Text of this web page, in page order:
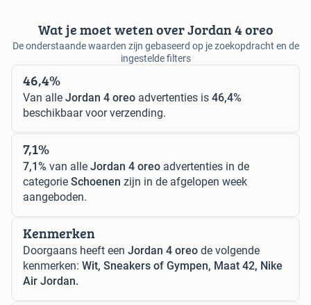
Wat je moet weten over Jordan 4 oreo
De onderstaande waarden zijn gebaseerd op je zoekopdracht en de
ingestelde filters
46,4%
Van alle Jordan 4 oreo advertenties is 46,4%
beschikbaar voor verzending.
7,1%
7,1% van alle Jordan 4 oreo advertenties in de
categorie Schoenen zijn in de afgelopen week
aangeboden.
Kenmerken
Doorgaans heeft een Jordan 4 oreo de volgende
kenmerken: Wit, Sneakers of Gympen, Maat 42, Nike
Air Jordan.